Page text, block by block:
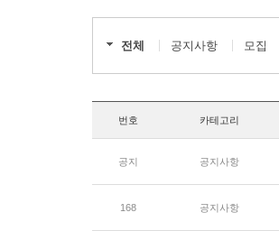
전체 공지사항 모집
번호 카테고리
공지 공지사항
168 공지사항